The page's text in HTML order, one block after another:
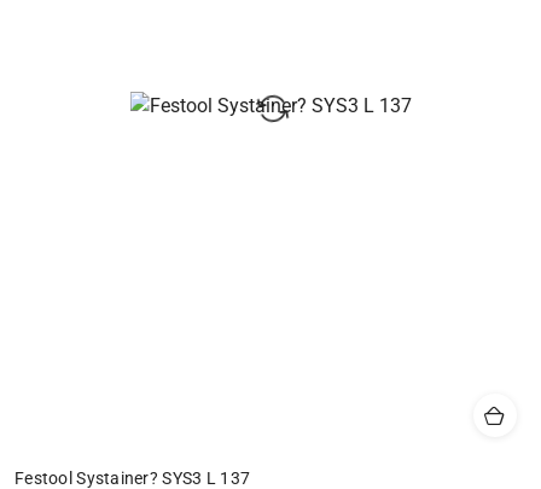
Festool Systainer? SYS3 L 137